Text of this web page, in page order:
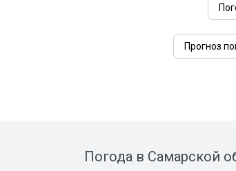
Прогноз
Погода в Самарской